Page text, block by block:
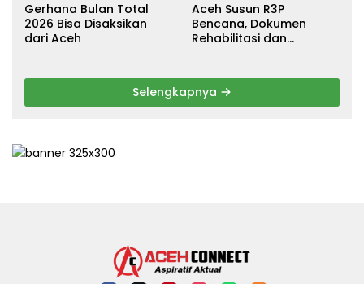
Gerhana Bulan Total
2026 Bisa Disaksikan
dari Aceh
Aceh Susun R3P
Bencana, Dokumen
Rehabilitasi dan
Selengkapnya